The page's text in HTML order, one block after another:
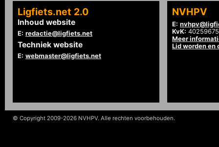
Ligfiets.net 2.0
Inhoud website
E: redactie@ligfiets.net
Techniek website
E: webmaster@ligfiets.net
NVHPV
E:
KvK: 40259675
Meer
Lid worden en
© Copyright 2009-2026 NVHPV. Alle rechten voorbehouden.